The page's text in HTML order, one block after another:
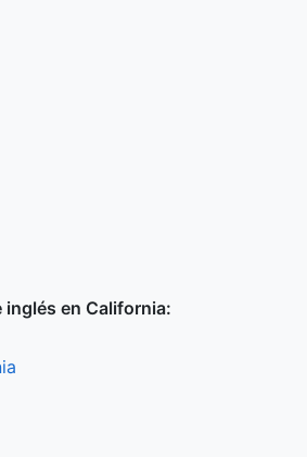
inglés en California: